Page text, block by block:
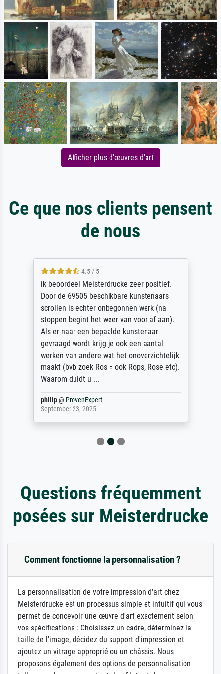
Afficher plus d'œuvres d'art
Ce que nos clients pensent
de nous
4.5 / 5
ik beoordeel Meisterdrucke zeer positief.
Door de 69505 beschikbare kunstenaars
scrollen is echter onbegonnen werk (na
stoppen begint het weer van voor af aan).
Als er naar een bepaalde kunstenaar
gevraagd wordt krijg je ook een aantal
werken van andere wat het onoverzichtelijk
maakt (bvb zoek Ros = ook Rops, Rose etc).
Waarom duidt u ...
philip@ ProvenExpert
September 23, 2025
Questions fréquemment
posées sur Meisterdrucke
Comment fonctionne la personnalisation ?
La personnalisation de votre impression d'art chez
Meisterdrucke est un processus simple et intuitif qui vous
permet de concevoir une œuvre d'art exactement selon
vos spécifications : Choisissez un cadre, déterminez la
taille de l'image, décidez du support d'impression et
ajoutez un vitrage approprié ou un châssis. Nous
proposons également des options de personnalisation